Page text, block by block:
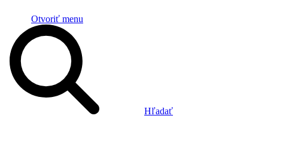
Otvoriť menu
Hľadať